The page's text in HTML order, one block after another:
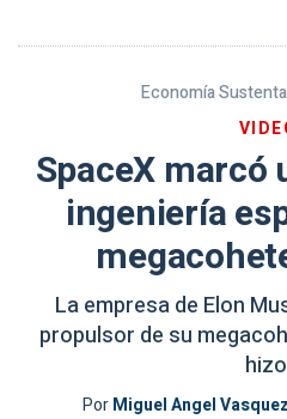
Economía
SpaceX marcó
ingeniería
La empresa de Elon
propulsor de su
PorMiguel Angel Vasquez